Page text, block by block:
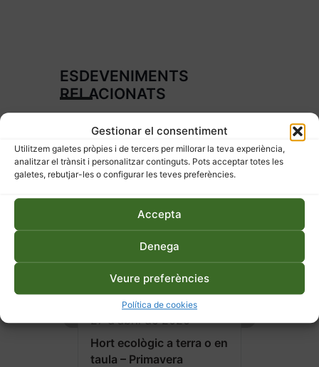
Gestionar el consentiment
Utilitzem galetes pròpies i de tercers per millorar la teva experiència,
analitzar el trànsit i personalitzar continguts. Pots acceptar totes les
galetes, rebutjar-les o configurar les teves preferències.
Accepta
Denega
Veure preferències
Política de cookies
ESDEVENIMENTS
RELACIONATS
27 d'abril de 2026
Hort ecològic a terra o en
taula – Primavera